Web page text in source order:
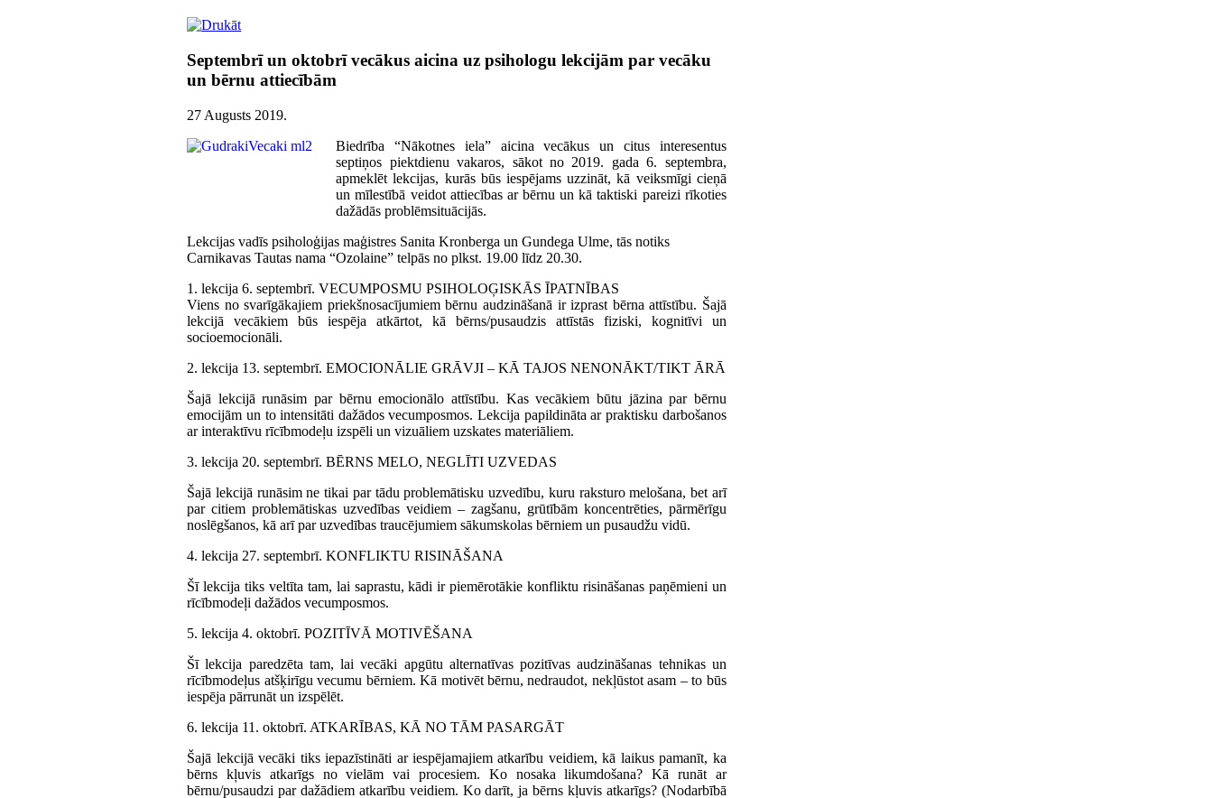
Septembrī un oktobrī vecākus aicina uz psihologu lekcijām par vecāku
un bērnu attiecībām
27 Augusts 2019.
Biedrība “Nākotnes iela” aicina vecākus un citus interesentus
septiņos piektdienu vakaros, sākot no 2019. gada 6. septembra,
apmeklēt lekcijas, kurās būs iespējams uzzināt, kā veiksmīgi cieņā
un mīlestībā veidot attiecības ar bērnu un kā taktiski pareizi rīkoties
dažādās problēmsituācijās.
Lekcijas vadīs psiholoģijas maģistres Sanita Kronberga un Gundega Ulme, tās notiks
Carnikavas Tautas nama “Ozolaine” telpās no plkst. 19.00 līdz 20.30.
1. lekcija 6. septembrī. VECUMPOSMU PSIHOLOĢISKĀS ĪPATNĪBAS
Viens no svarīgākajiem priekšnosacījumiem bērnu audzināšanā ir izprast bērna attīstību. Šajā
lekcijā vecākiem būs iespēja atkārtot, kā bērns/pusaudzis attīstās fiziski, kognitīvi un
socioemocionāli.
2. lekcija 13. septembrī. EMOCIONĀLIE GRĀVJI – KĀ TAJOS NENONĀKT/TIKT ĀRĀ
Šajā lekcijā runāsim par bērnu emocionālo attīstību. Kas vecākiem būtu jāzina par bērnu
emocijām un to intensitāti dažādos vecumposmos. Lekcija papildināta ar praktisku darbošanos
ar interaktīvu rīcībmodeļu izspēli un vizuāliem uzskates materiāliem.
3. lekcija 20. septembrī. BĒRNS MELO, NEGLĪTI UZVEDAS
Šajā lekcijā runāsim ne tikai par tādu problemātisku uzvedību, kuru raksturo melošana, bet arī
par citiem problemātiskas uzvedības veidiem – zagšanu, grūtībām koncentrēties, pārmērīgu
noslēgšanos, kā arī par uzvedības traucējumiem sākumskolas bērniem un pusaudžu vidū.
4. lekcija 27. septembrī. KONFLIKTU RISINĀŠANA
Šī lekcija tiks veltīta tam, lai saprastu, kādi ir piemērotākie konfliktu risināšanas paņēmieni un
rīcībmodeļi dažādos vecumposmos.
5. lekcija 4. oktobrī. POZITĪVĀ MOTIVĒŠANA
Šī lekcija paredzēta tam, lai vecāki apgūtu alternatīvas pozitīvas audzināšanas tehnikas un
rīcībmodeļus atšķirīgu vecumu bērniem. Kā motivēt bērnu, nedraudot, nekļūstot asam – to būs
iespēja pārrunāt un izspēlēt.
6. lekcija 11. oktobrī. ATKARĪBAS, KĀ NO TĀM PASARGĀT
Šajā lekcijā vecāki tiks iepazīstināti ar iespējamajiem atkarību veidiem, kā laikus pamanīt, ka
bērns kļuvis atkarīgs no vielām vai procesiem. Ko nosaka likumdošana? Kā runāt ar
bērnu/pusaudzi par dažādiem atkarību veidiem. Ko darīt, ja bērns kļuvis atkarīgs? (Nodarbībā